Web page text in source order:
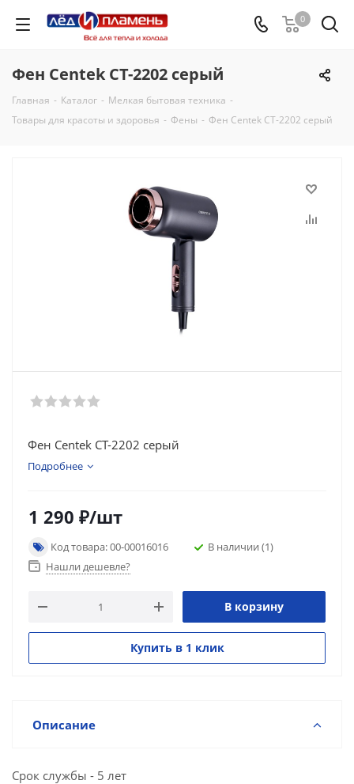
0
Фен Centek CT-2202 серый
Главная - Каталог - Мелкая бытовая техника -
Товары для красоты и здоровья - Фены - Фен Centek CT-2202 серый
Фен Centek CT-2202 серый
Подробнее
1 290 ₽/шт
Код товара: 00-00016016 В наличии (1)
Нашли дешевле?
В корзину
Купить в 1 клик
Описание
Срок службы - 5 лет